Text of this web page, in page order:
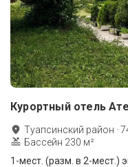
Курортный отель
Туапсинский район ·
Бассейн 230 м²
1-мест. (разм. в 2-мест.)